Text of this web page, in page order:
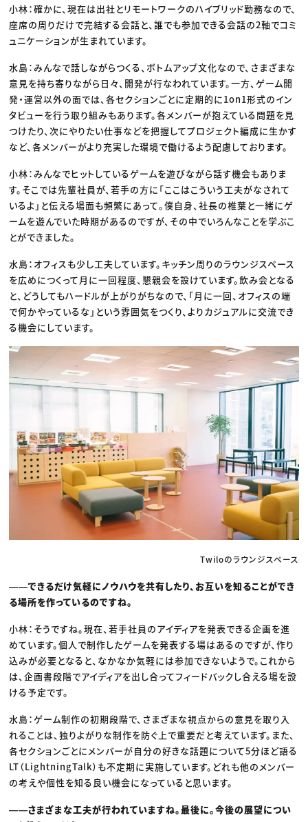
小林：確かに、現在は出社とリモートワークのハイブリッド勤務なので、
座席の周りだけで完結する会話と、誰でも参加できる会話の2軸でコミ
ュニケーションが生まれています。
水島：みんなで話しながらつくる、ボトムアップ文化なので、さまざまな
意見を持ち寄りながら日々、開発が行なわれています。一方、ゲーム開
発・運営以外の面では、各セクションごとに定期的に1on1形式のイン
タビューを行う取り組みもあります。各メンバーが抱えている問題を見
つけたり、次にやりたい仕事などを把握してプロジェクト編成に生かす
など、各メンバーがより充実した環境で働けるよう配慮しております。
小林：みんなでヒットしているゲームを遊びながら話す機会もありま
す。そこでは先輩社員が、若手の方に「ここはこういう工夫がなされて
いるよ」と伝える場面も頻繁にあって。僕自身、社長の椎葉と一緒にゲ
ームを遊んでいた時期があるのですが、その中でいろんなことを学ぶこ
とができました。
水島：オフィスも少し工夫しています。キッチン周りのラウンジスペース
を広めにつくって月に一回程度、懇親会を設けています。飲み会となる
と、どうしてもハードルが上がりがちなので、「月に一回、オフィスの端
で何かやっているな」という雰囲気をつくり、よりカジュアルに交流でき
る機会にしています。
Twiloのラウンジスペース
――できるだけ気軽にノウハウを共有したり、お互いを知ることができ
る場所を作っているのですね。
小林：そうですね。現在、若手社員のアイディアを発表できる企画を進
めています。個人で制作したゲームを発表する場はあるのですが、作り
込みが必要となると、なかなか気軽には参加できないようで。これから
は、企画書段階でアイディアを出し合ってフィードバックし合える場を設
ける予定です。
水島：ゲーム制作の初期段階で、さまざまな視点からの意見を取り入
れることは、独りよがりな制作を防ぐ上で重要だと考えています。また、
各セクションごとにメンバーが自分の好きな話題について5分ほど語る
LT（LightningTalk）も不定期に実施しています。どれも他のメンバー
の考えや個性を知る良い機会になっていると思います。
――さまざまな工夫が行われていますね。最後に。今後の展望につい